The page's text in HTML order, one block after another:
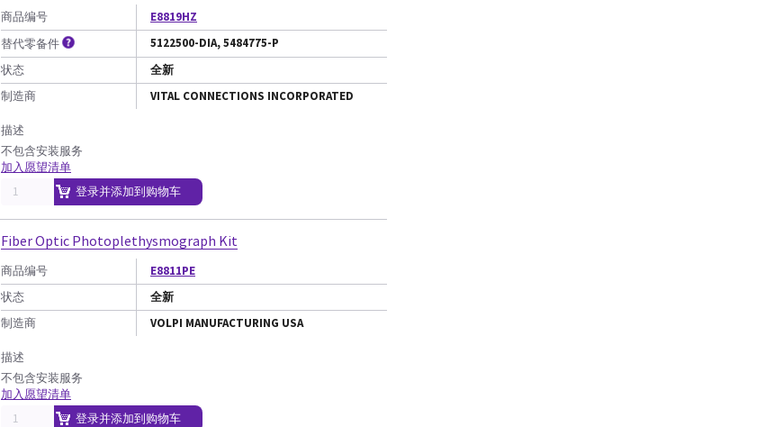
商品编号
E8819HZ
替代零备件
5122500-DIA, 5484775-P
状态
全新
制造商
VITAL CONNECTIONS INCORPORATED
描述
不包含安装服务
加入愿望清单
登录并添加到购物车
Fiber Optic Photoplethysmograph Kit
商品编号
E8811PE
状态
全新
制造商
VOLPI MANUFACTURING USA
描述
不包含安装服务
加入愿望清单
登录并添加到购物车